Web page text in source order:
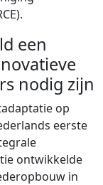
een
nodig zijn
op
eerste
ontwikkelde
in